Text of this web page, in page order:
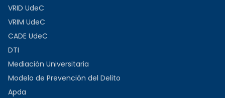
VRID UdeC
VRIM UdeC
CADE UdeC
DTI
Mediación Universitaria
Modelo de Prevención del Delito
Apda